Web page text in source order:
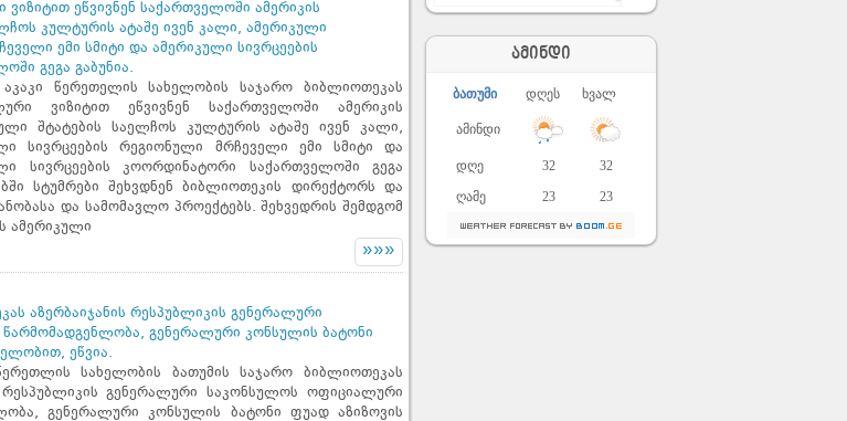
ეწვივნენ საქართველოში ამერიკის
კულტურის ატაშე ივენ კალი, ამერიკული
ემი სმიტი და ამერიკული სივრცეების
გეგა გაბუნია.
აკაკი წერეთელის სახელობის საჯარო ბიბლიოთეკას
ვიზიტით ეწვივნენ საქართველოში ამერიკის
შტატების საელჩოს კულტურის ატაშე ივენ კალი,
სივრცეების რეგიონული მრჩეველი ემი სმიტი და
სივრცეების კოორდინატორი საქართველოში გეგა
სტუმრები შეხვდნენ ბიბლიოთეკის დირექტორს და
და სამომავლო პროექტებს. შეხვედრის შემდგომ
ამერიკული
»»»
აზერბაიჯანის რესპუბლიკის გენერალური
გენერალური კონსულის ბატონი
ეწვია.
სახელობის ბათუმის საჯარო ბიბლიოთეკას
რესპუბლიკის გენერალური საკონსულოს ოფიციალური
გენერალური კონსულის ბატონი ფუად აზიზოვის
ამინდი
ბათუმი დღეს ხვალ
ამინდი
დღე 32
32
ღამე
23 23